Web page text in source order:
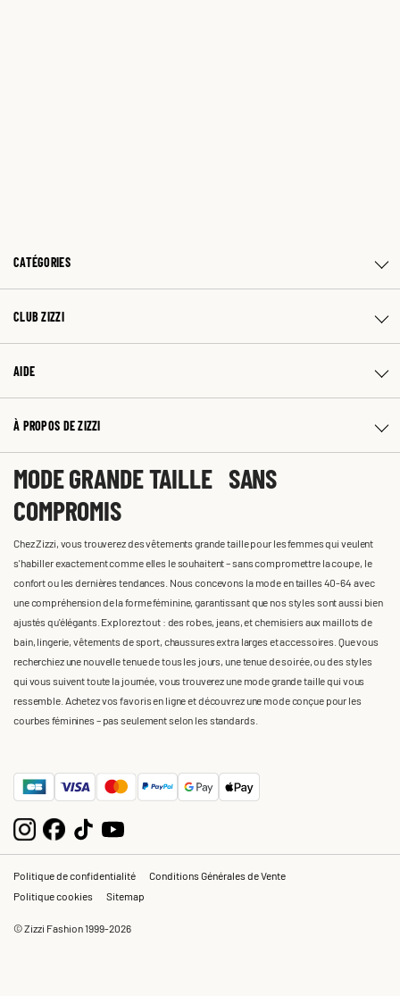
CATÉGORIES
CLUB ZIZZI
AIDE
À PROPOS DE ZIZZI
MODE GRANDE TAILLE SANS
COMPROMIS
Chez Zizzi, vous trouverez des vêtements grande taille pour les femmes qui veulent
s'habiller exactement comme elles le souhaitent – sans compromettre la coupe, le
confort ou les dernières tendances. Nous concevons la mode en tailles 40-64 avec
une compréhension de la forme féminine, garantissant que nos styles sont aussi bien
ajustés qu'élégants. Explorez tout : des robes, jeans, et chemisiers aux maillots de
bain, lingerie, vêtements de sport, chaussures extra larges et accessoires. Que vous
recherchiez une nouvelle tenue de tous les jours, une tenue de soirée, ou des styles
qui vous suivent toute la journée, vous trouverez une mode grande taille qui vous
ressemble. Achetez vos favoris en ligne et découvrez une mode conçue pour les
courbes féminines – pas seulement selon les standards.
Politique de confidentialité
Conditions Générales de Vente
Politique cookies
Sitemap
© Zizzi Fashion 1999-2026